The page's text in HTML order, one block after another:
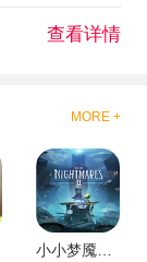
查看详情
MORE +